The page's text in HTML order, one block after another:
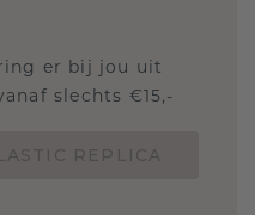
er bij jou uit
slechts €15,-